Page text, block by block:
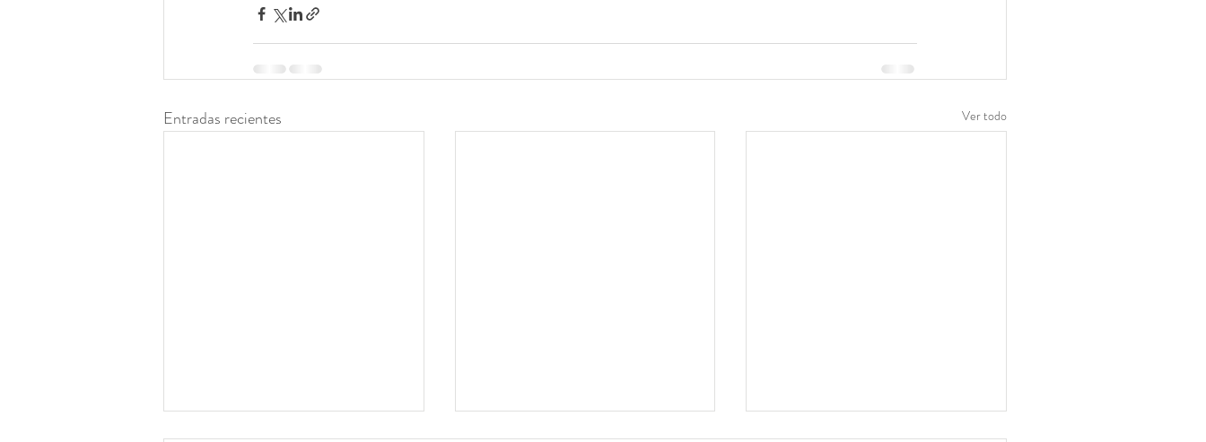
Entradas recientes Ver todo